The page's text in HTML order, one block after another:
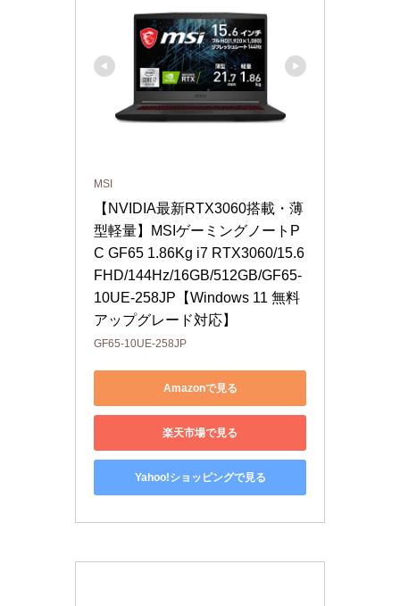
MSI
【NVIDIA最新RTX3060搭載・薄
型軽量】MSIゲーミングノートP
C GF65 1.86Kg i7 RTX3060/15.6
FHD/144Hz/16GB/512GB/GF65-
10UE-258JP【Windows 11 無料
アップグレード対応】
GF65-10UE-258JP
Amazonで見る
楽天市場で見る
Yahoo!ショッピングで見る